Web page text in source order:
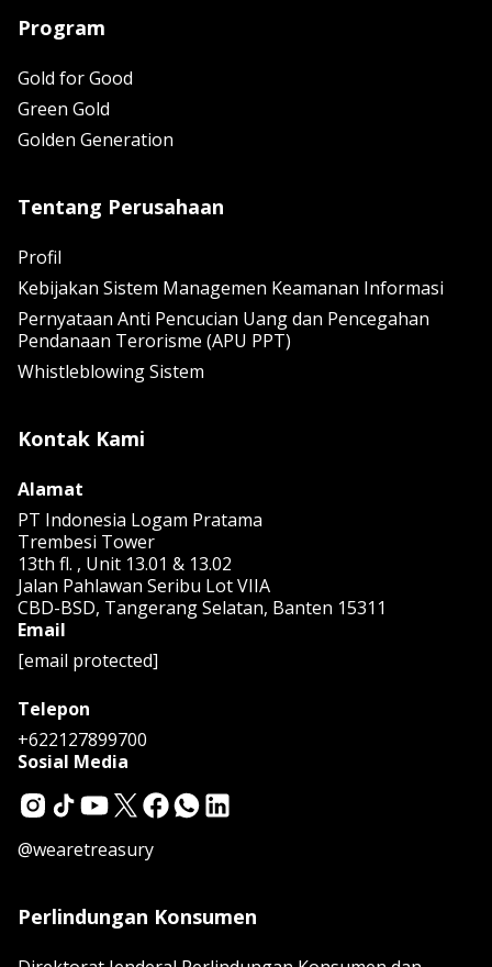
Program
Gold for Good
Green Gold
Golden Generation
Tentang Perusahaan
Profil
Kebijakan Sistem Managemen Keamanan Informasi
Pernyataan Anti Pencucian Uang dan Pencegahan
Pendanaan Terorisme (APU PPT)
Whistleblowing Sistem
Kontak Kami
Alamat
PT Indonesia Logam Pratama
Trembesi Tower
13th fl. , Unit 13.01 & 13.02
Jalan Pahlawan Seribu Lot VIIA
CBD-BSD, Tangerang Selatan, Banten 15311
Email
[email protected]
Telepon
+622127899700
Sosial Media
@wearetreasury
Perlindungan Konsumen